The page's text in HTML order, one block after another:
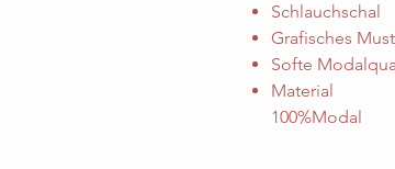
Schlauchschal
Grafisches
Softe
Material
100%Modal